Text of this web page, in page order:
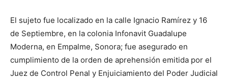
El sujeto fue localizado en la calle Ignacio Ramírez y 16
de Septiembre, en la colonia Infonavit Guadalupe
Moderna, en Empalme, Sonora; fue asegurado en
cumplimiento de la orden de aprehensión emitida por el
Juez de Control Penal y Enjuiciamiento del Poder Judicial